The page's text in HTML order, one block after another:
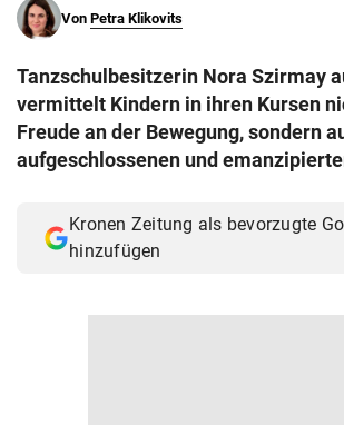
search
eingeben
Muthgasse 2, 1190 Wien
Von Petra Klikovits
Tanzschulbesitzerin Nora Szirmay
vermittelt Kindern in ihren Kursen
Freude an der Bewegung, sondern
aufgeschlossenen und
Kronen Zeitung als bevorzugte
hinzufügen